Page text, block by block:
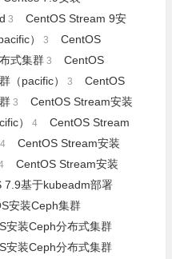
3
CentOS Stream 9安
）
3
CentOS
式集群 3
CentOS
（pacific）
3
CentOS
3
CentOS Stream安装
）
4
CentOS Stream
4
CentOS Stream安装
CentOS Stream安装
7.9基于kubeadm部署
安装Ceph集群
安装Ceph分布式集群
安装Ceph分布式集群